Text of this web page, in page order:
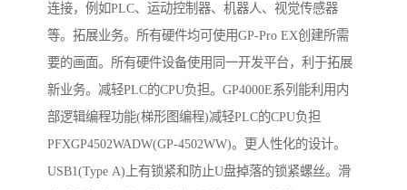
连接，例如PLC、运动控制器、机器人、视觉传感器
等。拓展业务。所有硬件均可使用GP-Pro EX创建所需
要的画面。所有硬件设备使用同一开发平台，利于拓展
新业务。减轻PLC的CPU负担。GP4000E系列能利用内
部逻辑编程功能(梯形图编程)减轻PLC的CPU负担
PFXGP4502WADW(GP-4502WW)。更人性化的设计。
USB1(Type A)上有锁紧和防止U盘掉落的锁紧螺丝。滑